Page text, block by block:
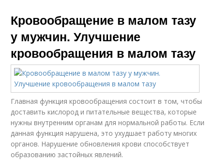
Кровообращение в малом тазу
у мужчин. Улучшение
кровообращения в малом тазу
Главная функция кровообращения состоит в том, чтобы
доставить кислород и питательные вещества, которые
нужны внутренним органам для нормальной работы. Если
данная функция нарушена, это ухудшает работу многих
органов. Нарушение обновления крови способствует
образованию застойных явлений.